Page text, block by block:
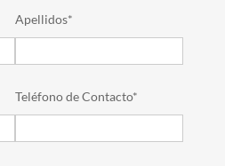
Apellidos*
Teléfono de Contacto*